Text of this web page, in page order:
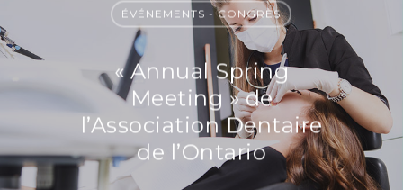
ÉVÉNEMENTS - CONGRÈS
« Annual Spring
Meeting » de
l’Association Dentaire
de l’Ontario